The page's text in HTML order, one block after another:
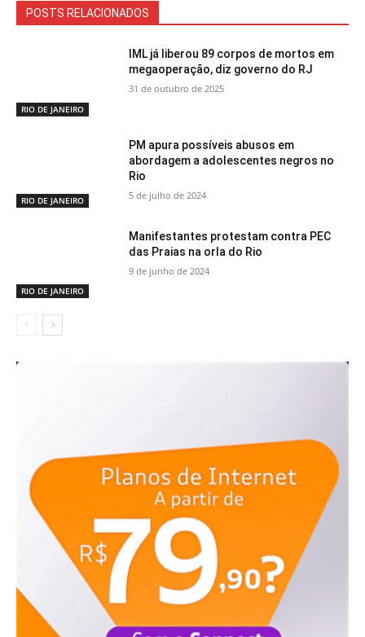
POSTS RELACIONADOS
RIO DE JANEIRO
IML já liberou 89 corpos de mortos em
megaoperação, diz governo do RJ
31 de outubro de 2025
RIO DE JANEIRO
PM apura possíveis abusos em
abordagem a adolescentes negros no
Rio
5 de julho de 2024
RIO DE JANEIRO
Manifestantes protestam contra PEC
das Praias na orla do Rio
9 de junho de 2024